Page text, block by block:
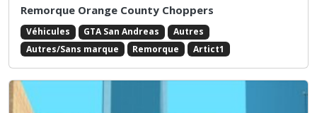
Remorque Orange County Choppers
Véhicules GTA San Andreas
Autres
Autres/Sans marque
Remorque Artict1